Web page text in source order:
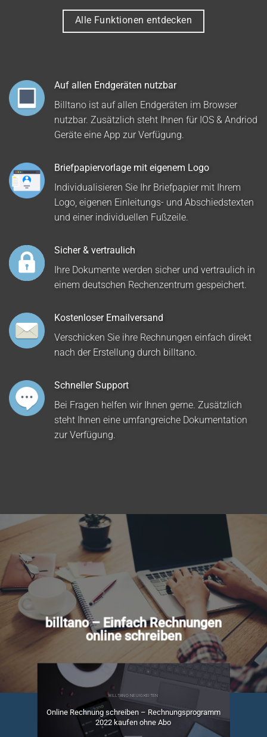
Alle Funktionen entdecken
Auf allen Endgeräten nutzbar
Billtano ist auf allen Endgeräten im Browser
nutzbar. Zusätzlich steht Ihnen für IOS & Andriod
Geräte eine App zur Verfügung.
Briefpapiervorlage mit eigenem Logo
Individualisieren Sie Ihr Briefpapier mit Ihrem
Logo, eigenen Einleitungs- und Abschiedstexten
und einer individuellen Fußzeile.
Sicher & vertraulich
Ihre Dokumente werden sicher und vertraulich in
einem deutschen Rechenzentrum gespeichert.
Kostenloser Emailversand
Verschicken Sie ihre Rechnungen einfach direkt
nach der Erstellung durch billtano.
Schneller Support
Bei Fragen helfen wir Ihnen gerne. Zusätzlich
steht Ihnen eine umfangreiche Dokumentation
zur Verfügung.
billtano – Einfach Rechnungen
online schreiben
BILLTANO NEUIGKEITEN
Online Rechnung schreiben – Rechnungsprogramm
2022 kaufen ohne Abo